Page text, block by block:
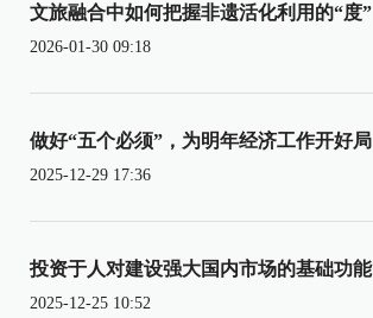
文旅融合中如何把握非遗活化利用的“度”
2026-01-30 09:18
做好“五个必须”，为明年经济工作开好局
2025-12-29 17:36
投资于人对建设强大国内市场的基础功能
2025-12-25 10:52